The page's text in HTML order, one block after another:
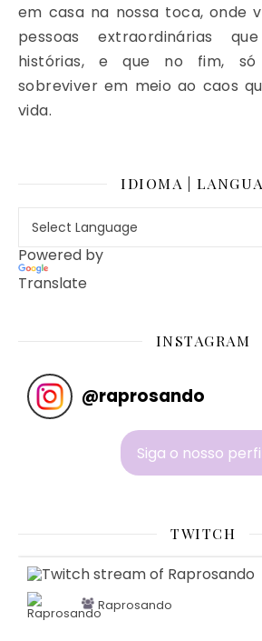
em casa na nossa toca, onde
pessoas extraordinárias
histórias, e que no fim,
sobreviver em meio ao caos
vida.
IDIOMA |
Powered by
Translate
INSTAGRAM
@raprosando
Siga o nosso
TWITCH
Raprosando